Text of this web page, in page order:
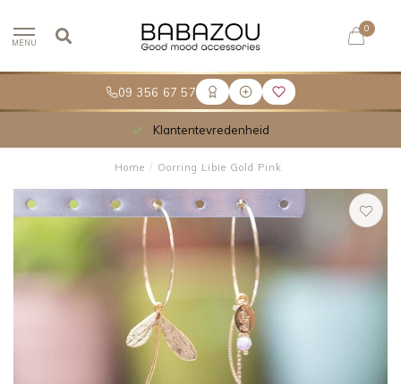
09 356 67 57
MENU
0
Klantentevredenheid
Home / Oorring Libie Gold Pink